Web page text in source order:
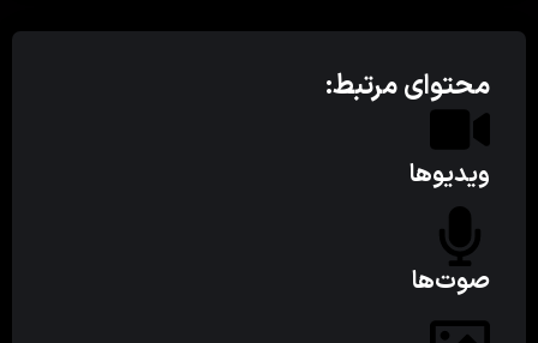
محتوای مرتبط:
ویدیوها
صوت‌ها